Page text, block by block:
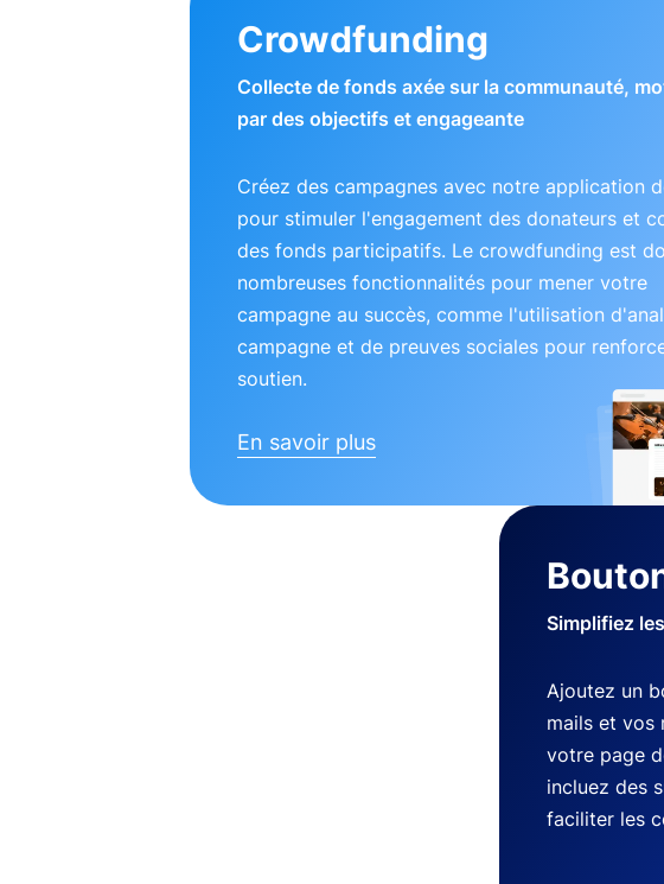
Crowdfunding
Collecte de fonds axée sur la communauté,
par des objectifs et engageante
Créez des campagnes avec notre application
pour stimuler l'engagement des donateurs et
des fonds participatifs. Le crowdfunding est
nombreuses fonctionnalités pour mener votre
campagne au succès, comme l'utilisation
campagne et de preuves sociales pour
soutien.
En savoir plus
Simplifiez
Ajoutez un
mails et vos
votre page
incluez des
faciliter les